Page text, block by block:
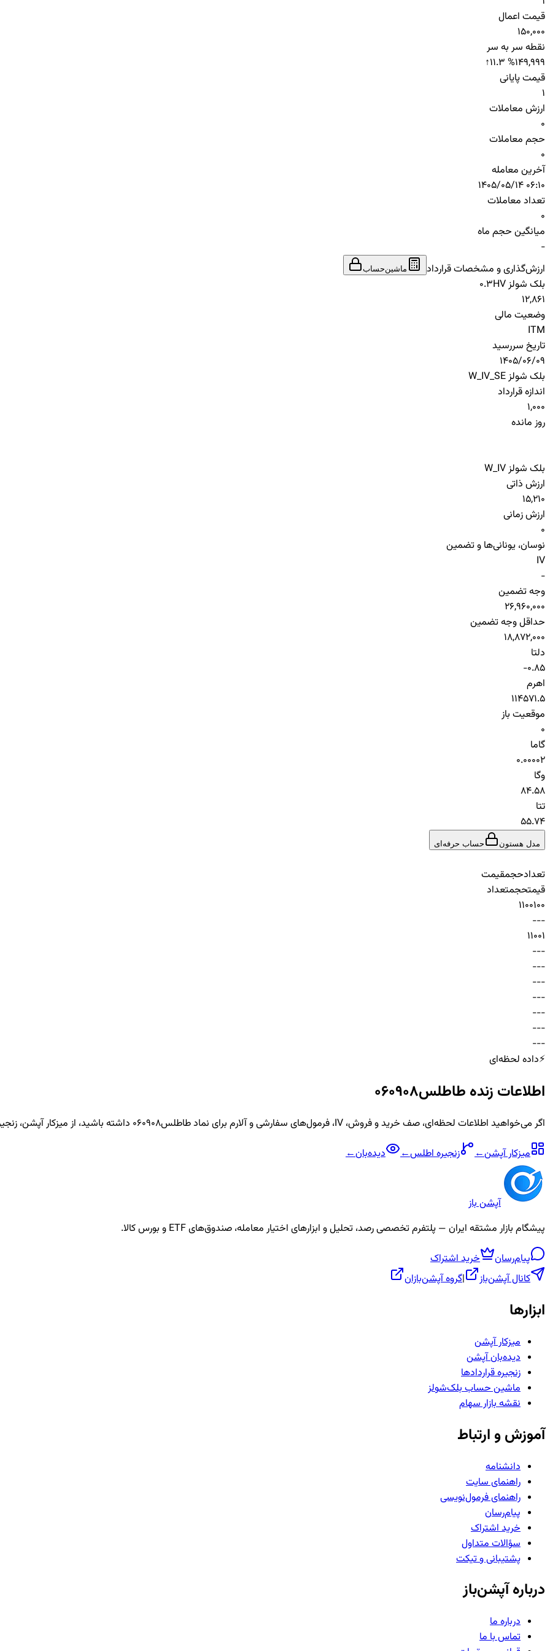
قیمت اعمال
150,000
نقطه سر به سر
149,999
↑11.3 %
قیمت پایانی
1
ارزش معاملات
0
حجم معاملات
0
آخرین معامله
1405/05/14 06:10
تعداد معاملات
0
میانگین حجم ماه
-
ارزش‌گذاری و مشخصات قرارداد
ماشین‌حساب
بلک شولز HV
0.3
12,861
وضعیت مالی
ITM
تاریخ سررسید
1405/06/09
بلک شولز W_IV_SE
اندازه قرارداد
1,000
روز مانده
بلک شولز W_IV
ارزش ذاتی
15,210
ارزش زمانی
0
نوسان، یونانی‌ها و تضمین
IV
-
وجه تضمین
26,960,000
حداقل وجه تضمین
18,872,000
دلتا
-0.85
اهرم
114571.5
موقعیت باز
0
گاما
0.00002
وگا
84.58
تتا
55.74
مدل هستون حساب حرفه‌ای
تعدادحجمقیمت
قیمتحجمتعداد
1100100
-
-
-
11001
-
-
-
-
-
-
-
-
-
-
-
-
-
-
-
-
-
-
-
-
-
⚡داده لحظه‌ای
اطلاعات زنده طاطلس060908
اگر می‌خواهید اطلاعات لحظه‌ای، صف خرید و فروش، IV، فرمول‌های سفارشی و آلارم برای نماد طاطلس060908
داشته باشید، از میزکار آپشن،
میزکار آپشن← زنجیرهاطلس← دیده‌بان←
آپشن باز
پیشگام بازار مشتقه ایران — پلتفرم تخصصی رصد، تحلیل و ابزارهای اختیار معامله، صندوق‌های ETF و بورس کالا.
پیام‌رسان
خرید اشتراک
کانال آپشن‌باز
|گروه آپشن‌بازان
ابزارها
میزکار آپشن
دیده‌بان آپشن
زنجیره قراردادها
ماشین حساب بلک‌شولز
نقشه بازار سهام
آموزش و ارتباط
دانشنامه
راهنمای سایت
راهنمای فرمول‌نویسی
پیام‌رسان
خرید اشتراک
سؤالات متداول
پشتیبانی و تیکت
درباره آپشن‌باز
درباره ما
تماس با ما